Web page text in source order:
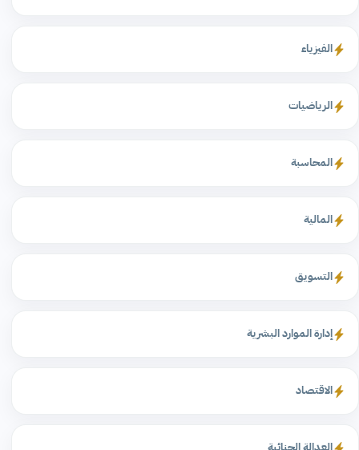
الفيزياء
الرياضيات
المحاسبة
المالية
التسويق
إدارة الموارد البشرية
الاقتصاد